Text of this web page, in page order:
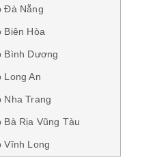
Đà Nẵng
Biên Hòa
Bình Dương
Long An
Nha Trang
Bà Rịa Vũng Tàu
Vĩnh Long